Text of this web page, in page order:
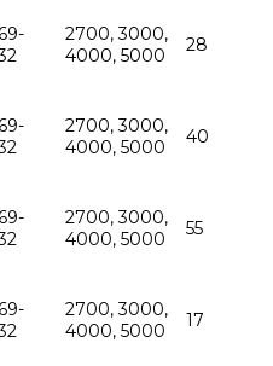
2700, 3000,
4000, 5000
28
2700, 3000,
4000, 5000
40
2700, 3000,
4000, 5000
55
2700, 3000,
4000, 5000
17